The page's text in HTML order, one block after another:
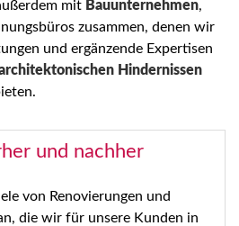
mit Bauunternehmen,
zusammen, denen wir
und ergänzende Expertisen
Hindernissen
und nachher
von Renovierungen und
die wir für unsere Kunden in